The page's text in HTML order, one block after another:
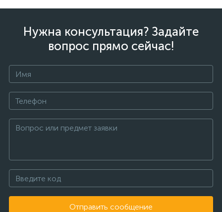
Нужна консультация? Задайте
вопрос прямо сейчас!
Отправить сообщение